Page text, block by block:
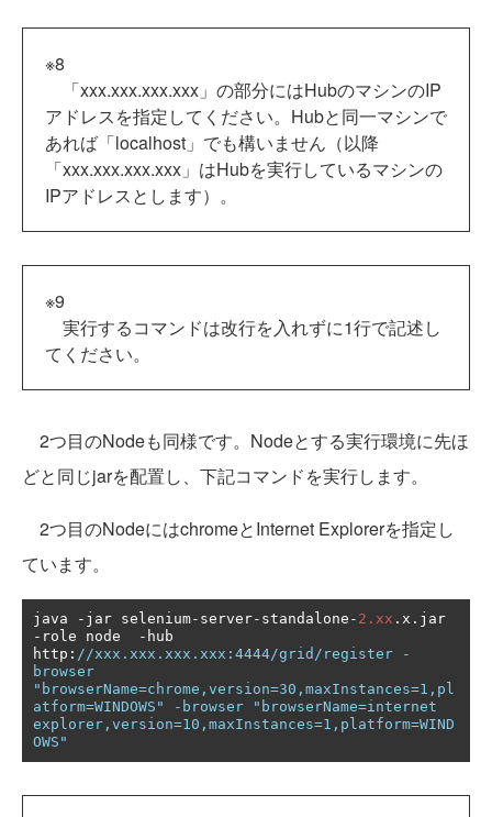
※8
「xxx.xxx.xxx.xxx」の部分にはHubのマシンのIP
アドレスを指定してください。Hubと同一マシンで
あれば「localhost」でも構いません（以降
「xxx.xxx.xxx.xxx」はHubを実行しているマシンの
IPアドレスとします）。
※9
実行するコマンドは改行を入れずに1行で記述し
てください。
2つ目のNodeも同様です。Nodeとする実行環境に先ほ
どと同じjarを配置し、下記コマンドを実行します。
2つ目のNodeにはchromeとInternet Explorerを指定し
ています。
java - jar selenium- server- standalone - 2.xx . x .
- role node - hub
http : //xxx.xxx.xxx.xxx:4444/grid/register -
browser
"browserName=chrome,version=30,maxInstances=1,pl
atform=WINDOWS" -browser "browserName=internet
explorer,version=10,maxInstances=1,platform=WIND
OWS"